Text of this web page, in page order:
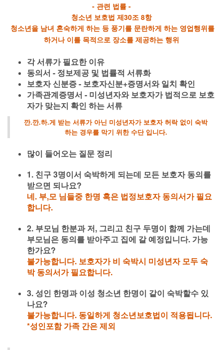
- 관련 법률 -
청소년 보호법 제30조 8항
청소년을 남녀 혼숙하게 하는 등 풍기를 문란하게 하는 영업행위를
하거나 이를 목적으로 장소를 제공하는 행위
각 서류가 필요한 이유
동의서 - 정보제공 및 법률적 서류화
보호자 신분증 - 보호자신분+증명서와 일치 확인
가족관계증명서 - 미성년자와 보호자가 법적으로 보호
자가 맞는지 확인 하는 서류
깐.깐.하.게 받는 서류가 아닌 미성년자가 보호자 허락 없이 숙박
하는 경우를 막기 위한 수단 입니다.
많이 들어오는 질문 정리
1. 친구 3명이서 숙박하게 되는데 모든 보호자 동의를
받으면 되나요?
네. 부,모 님들중 한명 혹은 법정보호자 동의서가 필요
합니다.
2. 부모님 한분과 저, 그리고 친구 두명이 함께 가는데
부모님은 동의를 받아주고 집에 갈 예정입니다. 가능
한가요?
불가능합니다. 보호자가 비 숙박시 미성년자 모두 숙
박 동의서가 필요합니다.
3. 성인 한명과 이성 청소년 한명이 같이 숙박할수 있
나요?
불가능합니다. 동일하게 청소년보호법이 적용됩니다.
*성인포함 가족 간은 제외